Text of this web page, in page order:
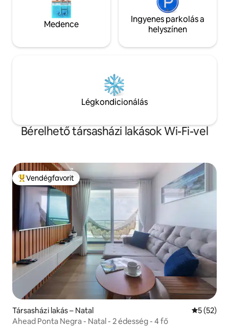
Medence
Ingyenes parkolás a
helyszínen
Légkondicionálás
Bérelhető társasházi lakások Wi-Fi-vel
Kiemelt vendégfavorit
Vendégfavorit
Társasházi lakás – Natal Átlagos
5 (52)
Ahead Ponta Negra - Natal - 2 édesség - 4 fő